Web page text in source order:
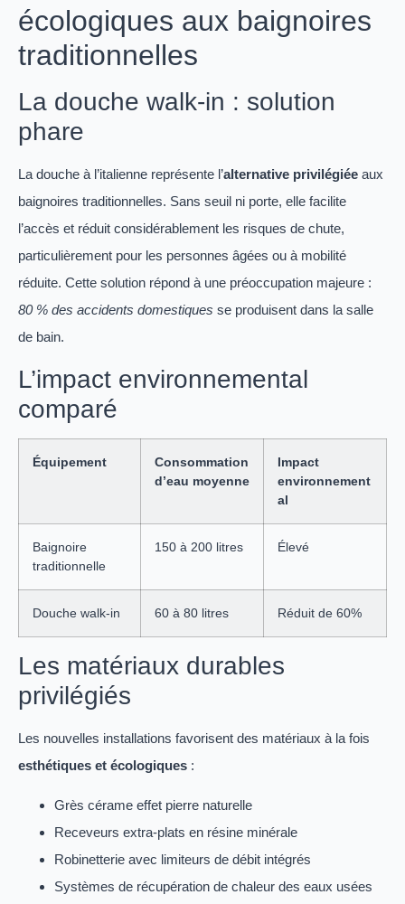
écologiques aux baignoires
traditionnelles
La douche walk-in : solution
phare
La douche à l’italienne représente l’alternative privilégiée aux
baignoires traditionnelles. Sans seuil ni porte, elle facilite
l’accès et réduit considérablement les risques de chute,
particulièrement pour les personnes âgées ou à mobilité
réduite. Cette solution répond à une préoccupation majeure :
80 % des accidents domestiques se produisent dans la salle
de bain.
L’impact environnemental
comparé
Équipement
Consommation
d’eau moyenne
Impact
environnement
al
Baignoire
traditionnelle
150 à 200 litres Élevé
Douche walk-in 60 à 80 litres Réduit de 60%
Les matériaux durables
privilégiés
Les nouvelles installations favorisent des matériaux à la fois
esthétiques et écologiques :
Grès cérame effet pierre naturelle
Receveurs extra-plats en résine minérale
Robinetterie avec limiteurs de débit intégrés
Systèmes de récupération de chaleur des eaux usées